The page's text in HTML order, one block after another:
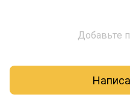
Добавьте